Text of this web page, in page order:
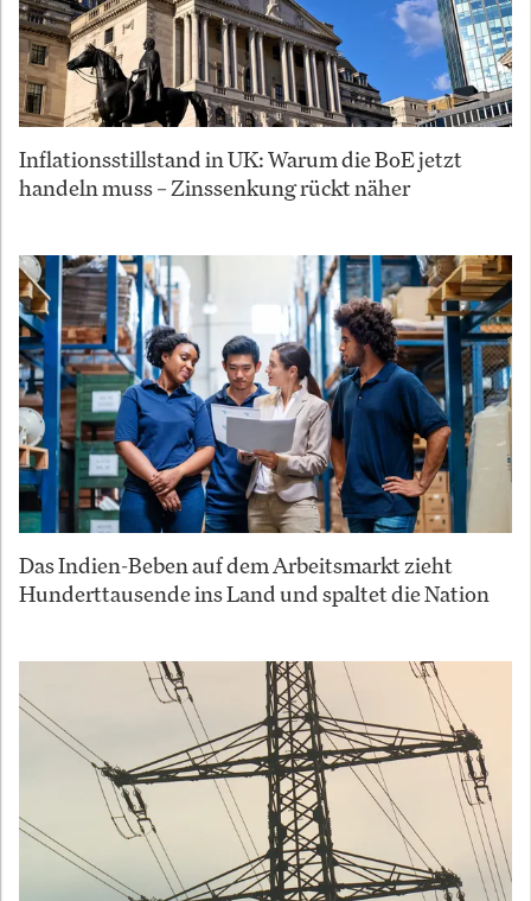
Inflationsstillstand in UK: Warum die BoE jetzt
handeln muss – Zinssenkung rückt näher
Das Indien-Beben auf dem Arbeitsmarkt zieht
Hunderttausende ins Land und spaltet die Nation